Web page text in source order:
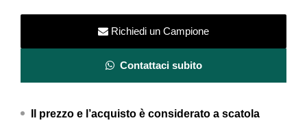
Khaki
Ceramiche
quantity
Richiedi un Campione
Contattaci subito
Il prezzo e l’acquisto è considerato a scatola